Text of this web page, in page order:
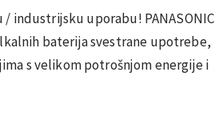
industrijsku uporabu! PANASONIC
baterija svestrane upotrebe,
s velikom potrošnjom energije i